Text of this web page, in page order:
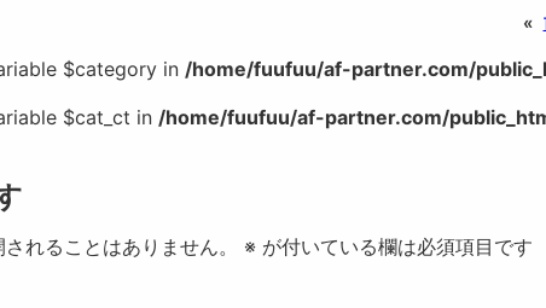
«
$category in /home/fuufuu/af-partner.com/
$cat_ct in /home/fuufuu/af-partner.com/
れることはありません。 ※ が付いている欄は必須項目です